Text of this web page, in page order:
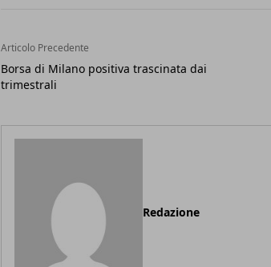
Articolo Precedente
Borsa di Milano positiva trascinata dai
trimestrali
Redazione